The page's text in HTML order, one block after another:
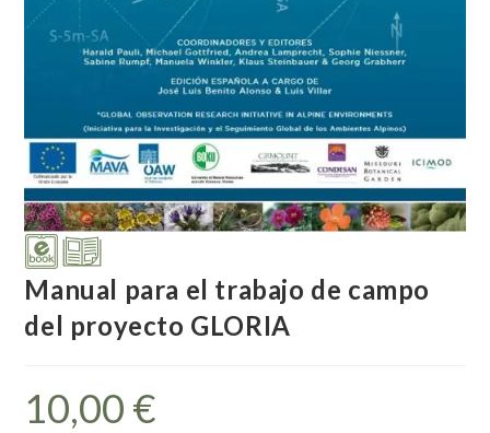
Manual para el trabajo de campo
del proyecto GLORIA
10,00 €